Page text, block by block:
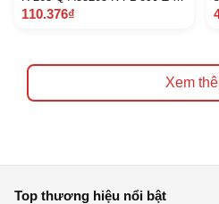
5 D 3 C
110.376₫
Xem
Top thương hiệu nổi bật